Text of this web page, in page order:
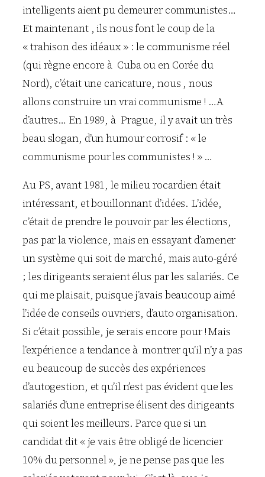
intelligents aient pu demeurer communistes…
Et maintenant , ils nous font le coup de la
« trahison des idéaux » : le communisme réel
(qui règne encore à Cuba ou en Corée du
Nord), c’était une caricature, nous , nous
allons construire un vrai communisme ! …A
d’autres… En 1989, à Prague, il y avait un très
beau slogan, d’un humour corrosif : « le
communisme pour les communistes ! » …
Au PS, avant 1981, le milieu rocardien était
intéressant, et bouillonnant d’idées. L’idée,
c’était de prendre le pouvoir par les élections,
pas par la violence, mais en essayant d’amener
un système qui soit de marché, mais auto-géré
; les dirigeants seraient élus par les salariés. Ce
qui me plaisait, puisque j’avais beaucoup aimé
l’idée de conseils ouvriers, d’auto organisation.
Si c’était possible, je serais encore pour ! Mais
l’expérience a tendance à montrer qu’il n’y a pas
eu beaucoup de succès des expériences
d’autogestion, et qu’il n’est pas évident que les
salariés d’une entreprise élisent des dirigeants
qui soient les meilleurs. Parce que si un
candidat dit « je vais être obligé de licencier
10% du personnel », je ne pense pas que les